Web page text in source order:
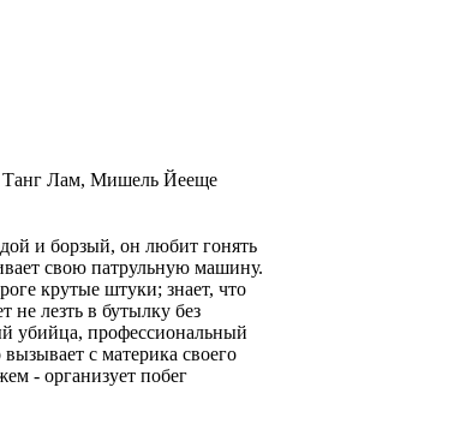
Лам, Мишель Йееще
и борзый, он любит гонять
свою патрульную машину.
крутые штуки; знает, что
не лезть в бутылку без
убийца, профессиональный
с материка своего
- организует побег